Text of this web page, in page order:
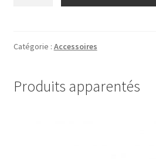
verre
Catégorie : Accessoires
Produits apparentés